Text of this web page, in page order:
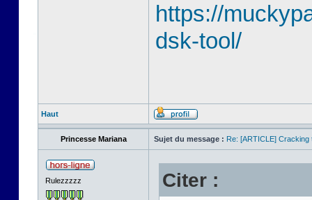
https://
dsk-tool/
Haut
Princesse Mariana Sujet du message : Re: [ARTICLE] Cracking
Rulezzzzz Citer :